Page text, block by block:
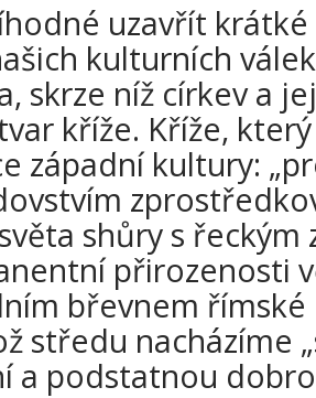
uzavřít
kulturních
skrze níž církev a
kříže. Kříže,
západní kultury:
shůry s
přirozenosti
břevnem
středu nacházíme
a podstatnou